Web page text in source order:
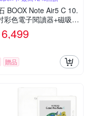
BOOX Note Air5 C 10.
彩色電子閱讀器+磁吸皮
贈品